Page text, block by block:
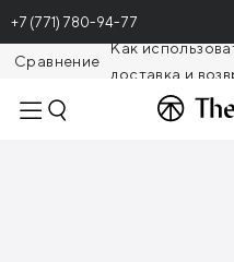
+7 (771) 780-94-77
Сравнение
Как
доставка и